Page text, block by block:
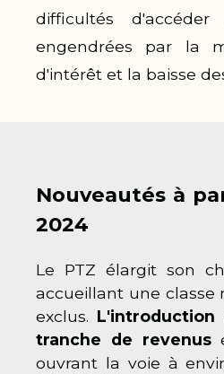
difficultés
engendrées par la
d'intérêt et la baisse
Nouveautés à
2024
Le PTZ élargit son
accueillant une classe
exclus. L'introduction
tranche de revenus
ouvrant la voie à